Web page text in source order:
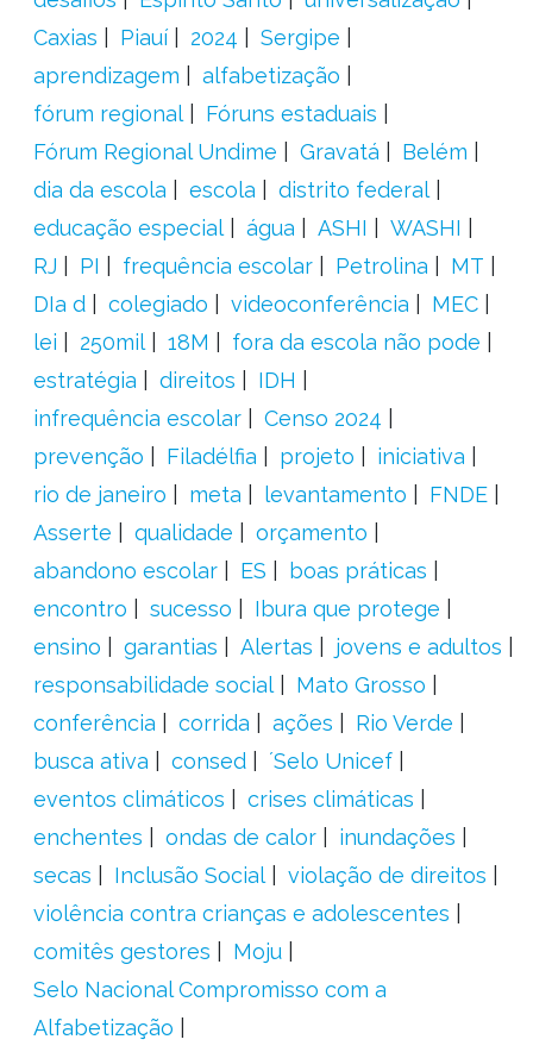
Caxias
Piauí 2024
Sergipe
aprendizagem
alfabetização
fórum regional
Fóruns estaduais
Fórum Regional Undime
Gravatá
Belém
dia da escola
escola
distrito federal
educação especial
água ASHI
WASHI
RJ
PI frequência escolar Petrolina
MT
DIa d
colegiado videoconferência
MEC
lei
250mil 18M
fora da escola não pode
estratégia
direitos
IDH
infrequência escolar
Censo 2024
prevenção
Filadélfia projeto
iniciativa
rio de janeiro
meta levantamento
FNDE
Asserte
qualidade
orçamento
abandono escolar
ES
boas práticas
encontro
sucesso
Ibura que protege
ensino
garantias Alertas
jovens e adultos
responsabilidade social
Mato Grosso
conferência
corrida ações
Rio Verde
busca ativa
consed
´Selo Unicef
eventos climáticos
crises climáticas
enchentes
ondas de calor
inundações
secas
Inclusão Social
violação de direitos
violência contra crianças e adolescentes
comitês gestores
Moju
Selo Nacional Compromisso com a
Alfabetização